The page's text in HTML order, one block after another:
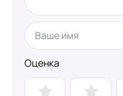
Оценка